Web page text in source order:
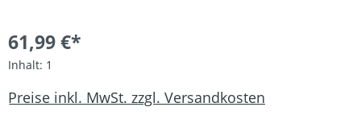
61,99 €*
Inhalt: 1
Preise inkl. MwSt. zzgl. Versandkosten